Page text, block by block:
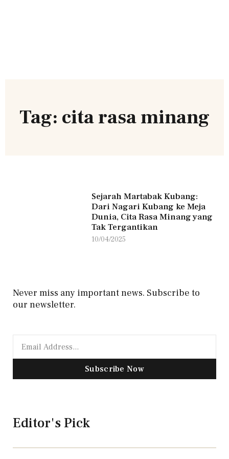
Tag: cita rasa minang
Sejarah Martabak Kubang:
Dari Nagari Kubang ke Meja
Dunia, Cita Rasa Minang yang
Tak Tergantikan
10/04/2025
Never miss any important news. Subscribe to
our newsletter.
Subscribe Now
Editor's Pick